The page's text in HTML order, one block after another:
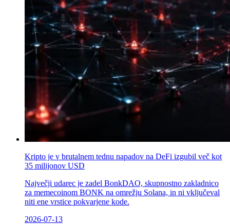
Kripto je v brutalnem tednu napadov na DeFi izgubil več kot
35 milijonov USD
Največji udarec je zadel BonkDAO, skupnostno zakladnico
za memecoinom BONK na omrežju Solana, in ni vključeval
niti ene vrstice pokvarjene kode.
2026-07-13